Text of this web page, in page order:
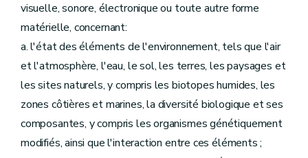
visuelle, sonore, électronique ou toute autre forme
matérielle, concernant:
a. l'état des éléments de l'environnement, tels que l'air
et l'atmosphère, l'eau, le sol, les terres, les paysages et
les sites naturels, y compris les biotopes humides, les
zones côtières et marines, la diversité biologique et ses
composantes, y compris les organismes génétiquement
modifiés, ainsi que l'interaction entre ces éléments ;